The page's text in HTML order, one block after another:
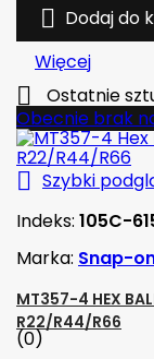
 Dodaj do
Więcej

Ostatnie
Obecnie brak
 Szybki
Indeks: 105C-
Marka: Snap-
MT357-4 HEX
R22/R44/R66
(0)